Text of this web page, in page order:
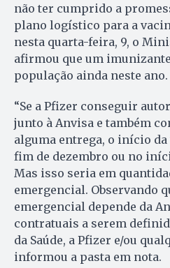
não ter cumprido a
plano logístico para a
nesta quarta-feira, 9, o
afirmou que um
população ainda neste ano.
“Se a Pfizer conseguir
junto à Anvisa e também
alguma entrega, o início
fim de dezembro ou no
Mas isso seria em
emergencial. Observando
emergencial depende da
contratuais a serem
da Saúde, a Pfizer e/ou
informou a pasta em nota.